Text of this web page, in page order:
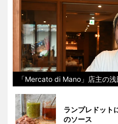
「Mercato di Mano」店主の
ランプレドット
のソース